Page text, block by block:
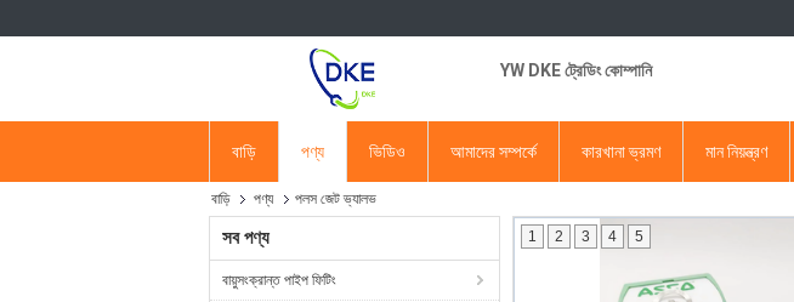
YW DKE ট্রেডিং কোম্পানি
বাড়ি পণ্য ভিডিও আমাদের সম্পর্কে কারখানা ভ্রমণ মান নিয়ন্ত্রণ
বাড়ি পণ্য পলস জেট ভ্যালভ
সব পণ্য
বায়ুসংক্রান্ত পাইপ ফিটিং
1 2 3 4 5